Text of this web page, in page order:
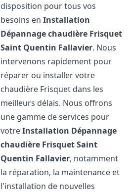
disposition pour tous vos
besoins enInstallation
Dépannage chaudière Frisquet
Saint Quentin Fallavier. Nous
intervenons rapidement pour
réparer ou installer votre
chaudière Frisquet dans les
meilleurs délais. Nous offrons
une gamme de services pour
votreInstallation Dépannage
chaudière FrisquetSaint
Quentin Fallavier, notamment
la réparation, la maintenance et
l'installation de nouvelles